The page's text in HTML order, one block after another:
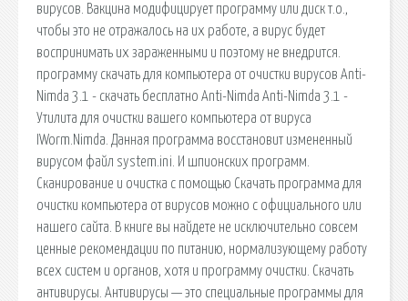
вирусов. Вакцина модифицирует программу или диск т.о.,
чтобы это не отражалось на их работе, а вирус будет
воспринимать их зараженными и поэтому не внедрится.
программу скачать для компьютера от очистки вирусов Anti-
Nimda 3.1 - скачать бесплатно Anti-Nimda Anti-Nimda 3.1 -
Утилита для очистки вашего компьютера от вируса
IWorm.Nimda. Данная программа восстановит измененный
вирусом файл system.ini. И шпионских программ.
Сканирование и очистка с помощью Скачать программа для
очистки компьютера от вирусов можно с официального или
нашего сайта. В книге вы найдете не исключительно совсем
ценные рекомендации по питанию, нормализующему работу
всех систем и органов, хотя и программу очистки. Скачать
антивирусы. Антивирусы — это специальные программы для